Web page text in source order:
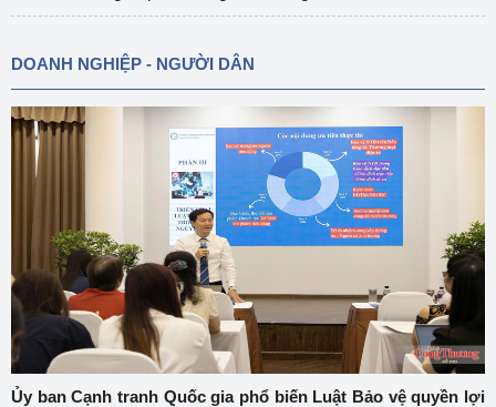
DOANH NGHIỆP - NGƯỜI DÂN
Ủy ban Cạnh tranh Quốc gia phổ biến Luật Bảo vệ quyền lợi